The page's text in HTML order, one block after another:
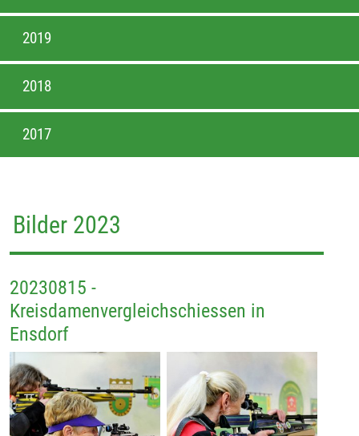
2019
2018
2017
Bilder 2023
20230815 -
Kreisdamenvergleichschiessen in
Ensdorf